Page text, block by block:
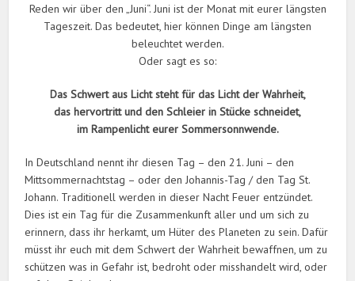
Reden wir über den „Juni“. Juni ist der Monat mit eurer längsten
Tageszeit. Das bedeutet, hier können Dinge am längsten
beleuchtet werden.
Oder sagt es so:
Das Schwert aus Licht steht für das Licht der Wahrheit,
das hervortritt und den Schleier in Stücke schneidet,
im Rampenlicht eurer Sommersonnwende.
In Deutschland nennt ihr diesen Tag – den 21. Juni – den
Mittsommernachtstag – oder den Johannis-Tag / den Tag St.
Johann. Traditionell werden in dieser Nacht Feuer entzündet.
Dies ist ein Tag für die Zusammenkunft aller und um sich zu
erinnern, dass ihr herkamt, um Hüter des Planeten zu sein. Dafür
müsst ihr euch mit dem Schwert der Wahrheit bewaffnen, um zu
schützen was in Gefahr ist, bedroht oder misshandelt wird, oder